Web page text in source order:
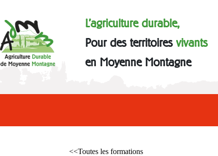
L'agriculture durable,
Pour des territoiresvivants
en Moyenne Montagne
<<Toutes les formations